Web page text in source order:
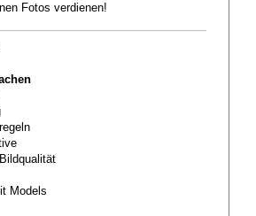
Fotos verdienen!
Models